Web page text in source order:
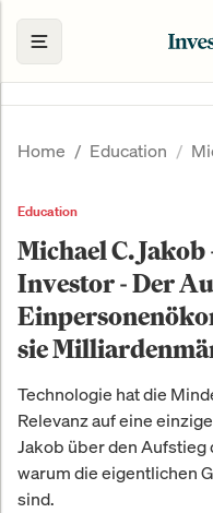
Home Education
Education
Michael C.
Investor - Der
sie
Technologie hat die
Relevanz auf eine
Jakob über den
warum die eigentlichen
sind.